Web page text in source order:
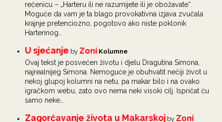
rečenicu – „Harteru ili ne razumijete ili je obožavate“.
Moguće da vam je ta blago provokativna izjava zvučala
krajnje pretenciozno, pogotovo ako niste poklonik
Harterinog…
U sjećanje by Zoni Kolumne
Ovaj tekst je posvećen životu i djelu Dragutina Simona,
najrealnijeg Simona. Nemoguće je obuhvatit nečiji život u
nekoj glupoj kolumni na netu, pa makar bilo i na ovako
igračkom webu, zato ovo nema neki visoki cilj. Ispričat ću
samo neke…
Zagorčavanje života u Makarskoj by Zoni